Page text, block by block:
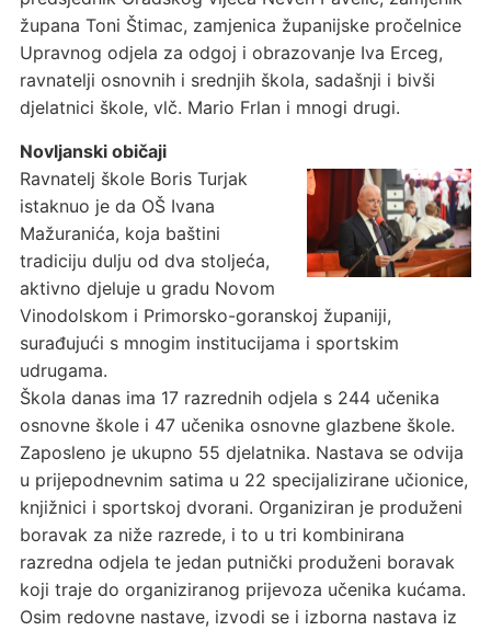
župana Toni Štimac, zamjenica županijske pročelnice
Upravnog odjela za odgoj i obrazovanje Iva Erceg,
ravnatelji osnovnih i srednjih škola, sadašnji i bivši
djelatnici škole, vlč. Mario Frlan i mnogi drugi.
Novljanski običaji
Ravnatelj škole Boris Turjak
istaknuo je da OŠ Ivana
Mažuranića, koja baštini
tradiciju dulju od dva stoljeća,
aktivno djeluje u gradu Novom
Vinodolskom i Primorsko-goranskoj županiji,
surađujući s mnogim institucijama i sportskim
udrugama.
Škola danas ima 17 razrednih odjela s 244 učenika
osnovne škole i 47 učenika osnovne glazbene škole.
Zaposleno je ukupno 55 djelatnika. Nastava se odvija
u prijepodnevnim satima u 22 specijalizirane učionice,
knjižnici i sportskoj dvorani. Organiziran je produženi
boravak za niže razrede, i to u tri kombinirana
razredna odjela te jedan putnički produženi boravak
koji traje do organiziranog prijevoza učenika kućama.
Osim redovne nastave, izvodi se i izborna nastava iz